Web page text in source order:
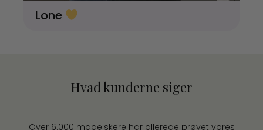
Lone
Hvad kunderne siger
Over 6.000 madelskere har allerede prøvet vores